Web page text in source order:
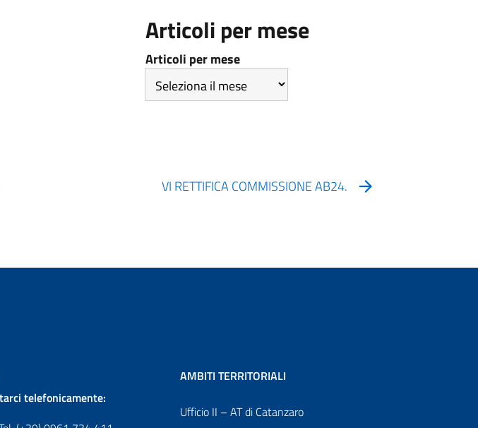
Articoli per mese
Articoli per mese
VI RETTIFICA COMMISSIONE AB24.
telefonicamente:
AMBITI TERRITORIALI
Ufficio II – AT di Catanzaro